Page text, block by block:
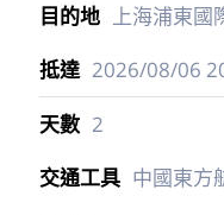
上海浦東國
2026/08/06
2
中國東方